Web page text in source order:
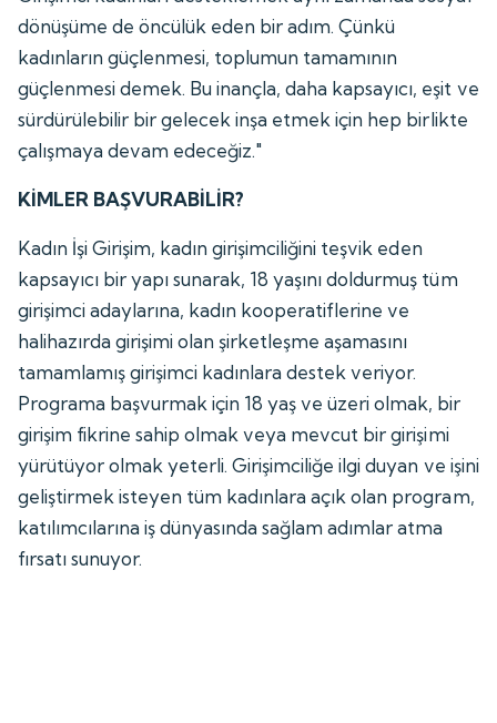
dönüşüme de öncülük eden bir adım. Çünkü
kadınların güçlenmesi, toplumun tamamının
güçlenmesi demek. Bu inançla, daha kapsayıcı, eşit ve
sürdürülebilir bir gelecek inşa etmek için hep birlikte
çalışmaya devam edeceğiz."
KİMLER BAŞVURABİLİR?
Kadın İşi Girişim, kadın girişimciliğini teşvik eden
kapsayıcı bir yapı sunarak, 18 yaşını doldurmuş tüm
girişimci adaylarına, kadın kooperatiflerine ve
halihazırda girişimi olan şirketleşme aşamasını
tamamlamış girişimci kadınlara destek veriyor.
Programa başvurmak için 18 yaş ve üzeri olmak, bir
girişim fikrine sahip olmak veya mevcut bir girişimi
yürütüyor olmak yeterli. Girişimciliğe ilgi duyan ve işini
geliştirmek isteyen tüm kadınlara açık olan program,
katılımcılarına iş dünyasında sağlam adımlar atma
fırsatı sunuyor.